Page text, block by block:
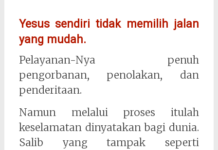
Yesus sendiri tidak memilih jalan
yang mudah.
Pelayanan-Nya penuh
pengorbanan, penolakan, dan
penderitaan.
Namun melalui proses itulah
keselamatan dinyatakan bagi dunia.
Salib yang tampak seperti